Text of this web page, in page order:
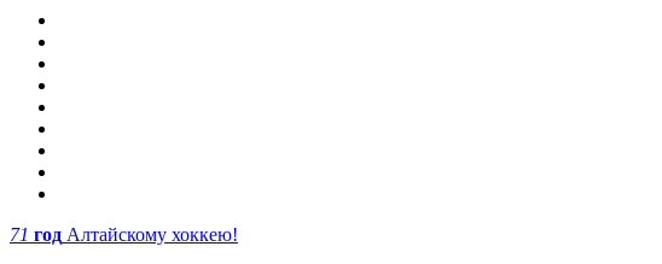
71 год Алтайскому хоккею!